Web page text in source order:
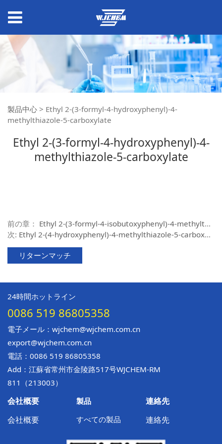
製品中心 > Ethyl 2-(3-formyl-4-hydroxyphenyl)-4-
methylthiazole-5-carboxylate
Ethyl 2-(3-formyl-4-hydroxyphenyl)-4-
methylthiazole-5-carboxylate
前の章： Ethyl 2-(3-formyl-4-isobutoxyphenyl)-4-methylthiazole-5-carboxylate
次: Ethyl 2-(4-hydroxyphenyl)-4-methylthiazole-5-carboxylate
リターンマッチ
24時間ホットライン
0086 519 86805358
電子メール：wjchem@wjchem.com.cn
export@wjchem.com.cn
電話：0086 519 86805358
Add：江蘇省常州市金陵路517号WJCHEM-RM
811（213003）
会社概要
会社概要
製品
すべての製品
連絡先
連絡先